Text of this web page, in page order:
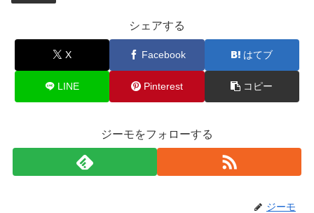
シェアする
X Facebook はてブ
LINE Pinterest コピー
ジーモをフォローする
ジーモ